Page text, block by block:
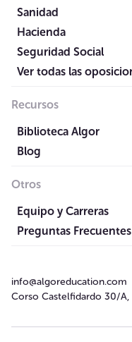
Sanidad
Hacienda
Seguridad Social
Ver todas las
Recursos
Biblioteca Algor
Blog
Otros
Equipo y Carreras
Preguntas Frecuentes
info@algoreducation.com
Corso Castelfidardo 30/A,